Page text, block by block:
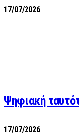
17/07/2026
Ψηφιακή
17/07/2026